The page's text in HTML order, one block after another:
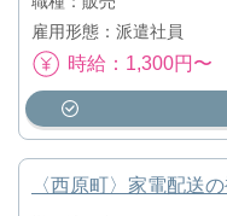
雇用形態：派遣社員
時給：1,300円〜
〈西原町〉家電配送